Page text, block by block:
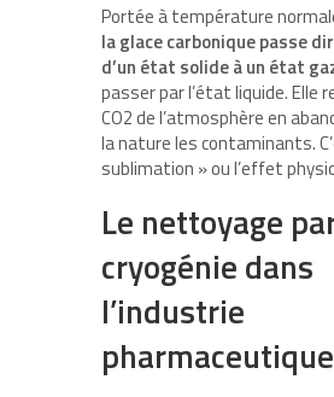
Portée à température
la glace carbonique passe
d’un état solide à un état
passer par l’état liquide. Elle
CO2 de l’atmosphère en
la nature les contaminants.
sublimation » ou l’effet
Le nettoyage
cryogénie dans
l’industrie
pharmaceutique